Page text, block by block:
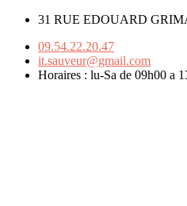
31 RUE EDOUARD
09.54.22.20.47
it.sauveur@gmail.com
Horaires : lu-Sa de 09h00 a